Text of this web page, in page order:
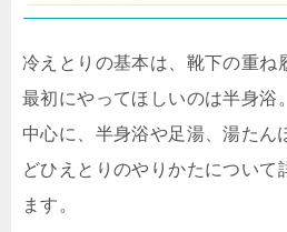
冷えとりの基本は、靴下の重ね
最初にやってほしいのは半身浴
中心に、半身浴や足湯、湯たん
どひえとりのやりかたについて
ます。